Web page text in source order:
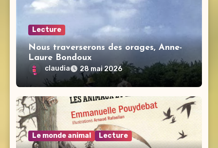
Lecture
Nous traverserons des orages, Anne-
Laure Bondoux
claudia 28 mai 2026
Le monde animal Lecture